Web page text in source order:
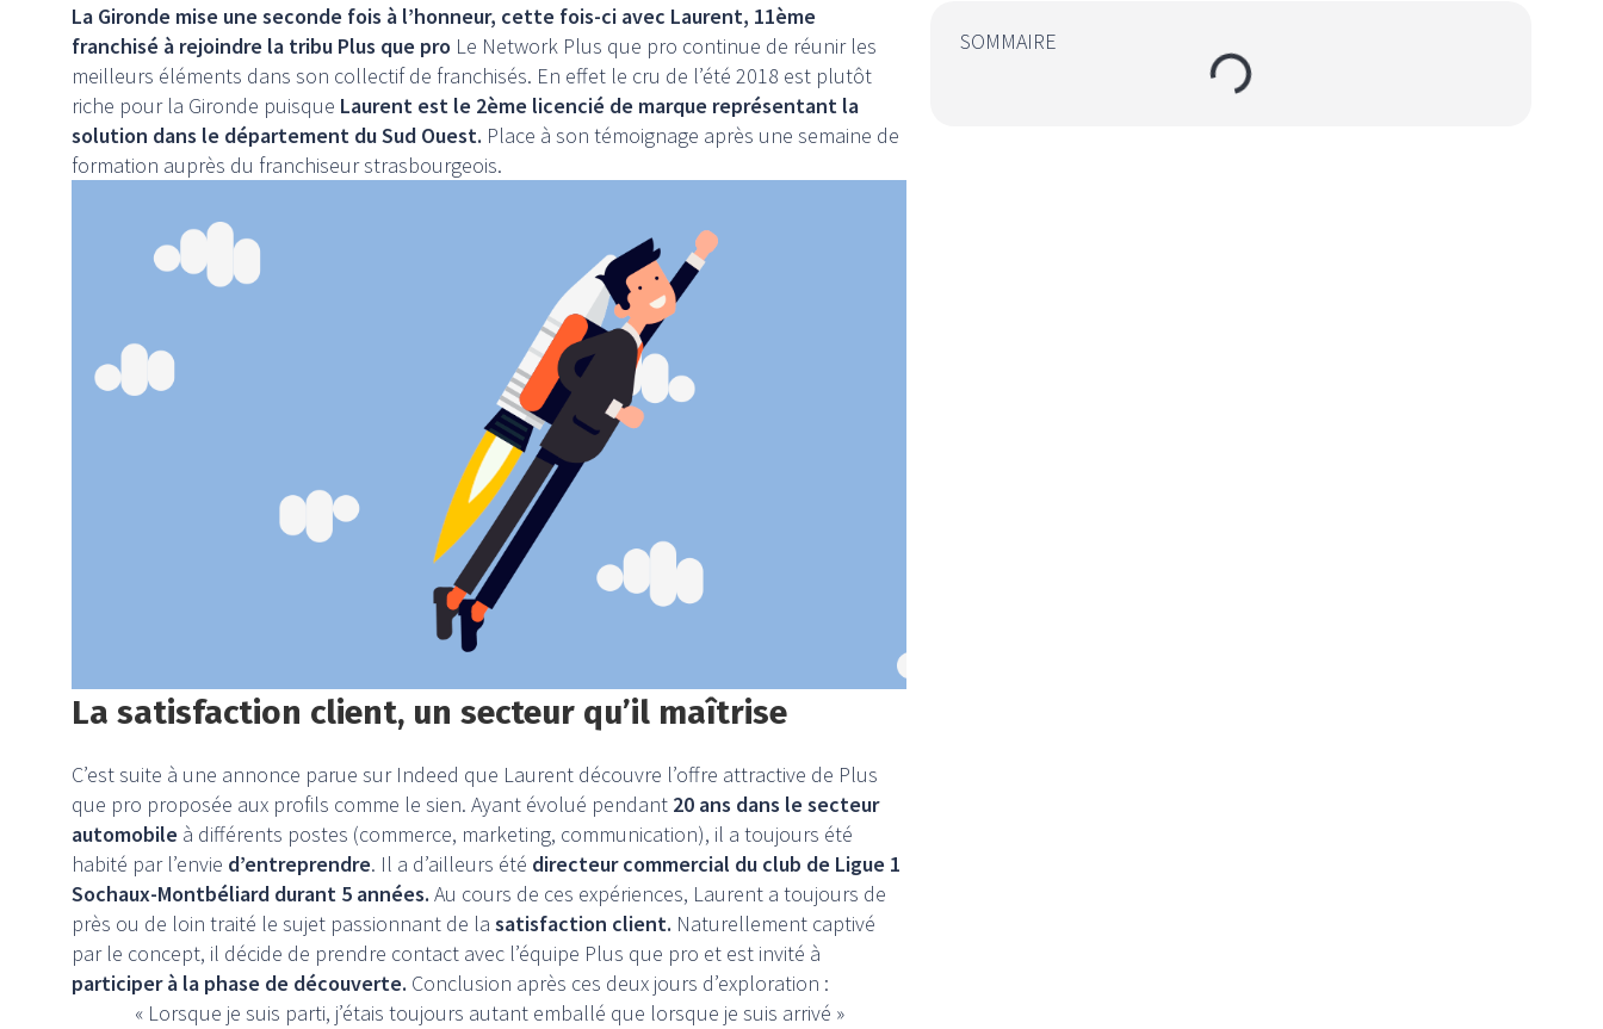
La Gironde mise une seconde fois à l’honneur, cette fois-ci avec Laurent, 11ème
franchisé à rejoindre la tribu Plus que pro Le Network Plus que pro continue de réunir les
meilleurs éléments dans son collectif de franchisés. En effet le cru de l’été 2018 est plutôt
riche pour la Gironde puisque Laurent est le 2ème licencié de marque représentant la
solution dans le département du Sud Ouest. Place à son témoignage après une semaine de
formation auprès du franchiseur strasbourgeois.
La satisfaction client, un secteur qu’il maîtrise
C’est suite à une annonce parue sur Indeed que Laurent découvre l’offre attractive de Plus
que pro proposée aux profils comme le sien. Ayant évolué pendant 20 ans dans le secteur
automobile à différents postes (commerce, marketing, communication), il a toujours été
habité par l’envie d’entreprendre. Il a d’ailleurs été directeur commercial du club de Ligue 1
Sochaux-Montbéliard durant 5 années. Au cours de ces expériences, Laurent a toujours de
près ou de loin traité le sujet passionnant de la satisfaction client. Naturellement captivé
par le concept, il décide de prendre contact avec l’équipe Plus que pro et est invité à
participer à la phase de découverte. Conclusion après ces deux jours d’exploration :
« Lorsque je suis parti, j’étais toujours autant emballé que lorsque je suis arrivé »
SOMMAIRE